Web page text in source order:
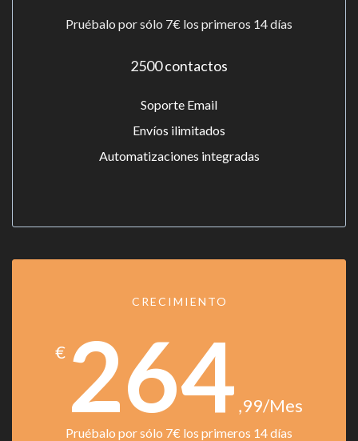
Pruébalo por sólo 7€ los primeros 14 días
2500 contactos
Soporte Email
Envíos ilimitados
Automatizaciones integradas
CRECIMIENTO
€ 264 ,99/Mes
Pruébalo por sólo 7€ los primeros 14 días